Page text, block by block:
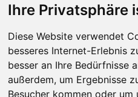
Ihre Privatsphäre
Diese Website verwendet
besseres Internet-Erlebnis
besser an Ihre Bedürfnisse
außerdem, um Ergebnisse
Besucher kommen oder
Контакты
Оставить отзыв
Сообщить об ошибке